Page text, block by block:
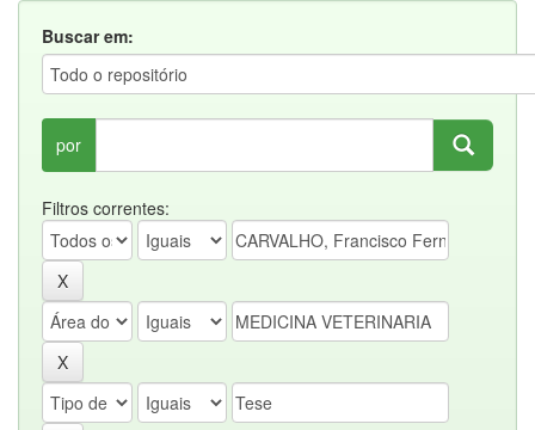
Buscar em:
por
Filtros correntes: